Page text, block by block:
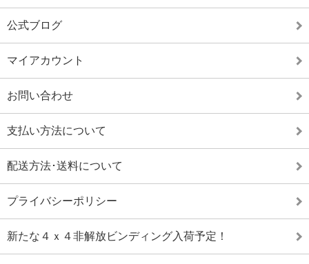
公式ブログ
マイアカウント
お問い合わせ
支払い方法について
配送方法･送料について
プライバシーポリシー
新たな４ｘ４非解放ビンディング入荷予定！